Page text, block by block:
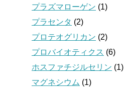
プラズマローゲン (1)
プラセンタ (2)
プロテオグリカン (2)
プロバイオティクス (6)
ホスファチジルセリン (1)
マグネシウム (1)